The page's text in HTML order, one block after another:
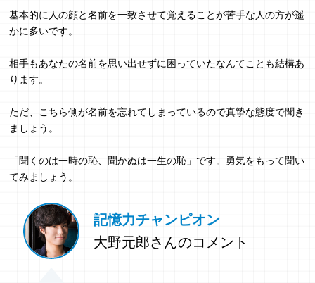
基本的に人の顔と名前を一致させて覚えることが苦手な人の方が遥
かに多いです。
相手もあなたの名前を思い出せずに困っていたなんてことも結構あ
ります。
ただ、こちら側が名前を忘れてしまっているので真摯な態度で聞き
ましょう。
「聞くのは一時の恥、聞かぬは一生の恥」です。勇気をもって聞い
てみましょう。
記憶力チャンピオン
大野元郎さんのコメント